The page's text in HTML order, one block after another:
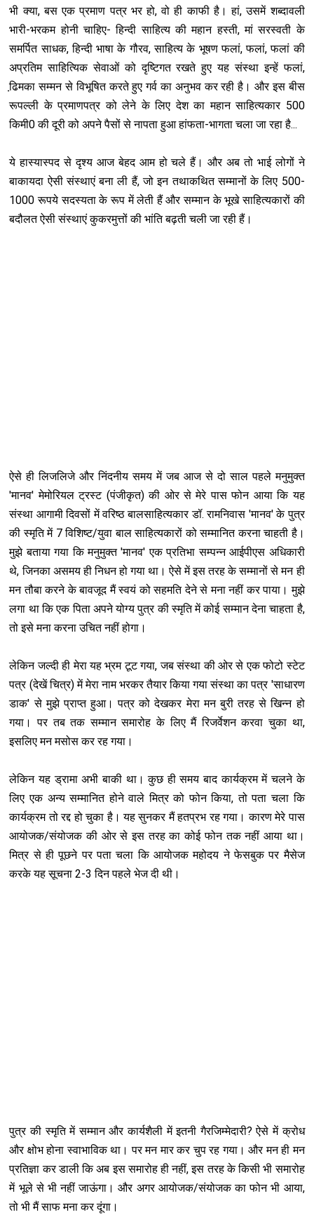
भी क्या, बस एक प्रमाण पत्र भर हो, वो ही काफी है। हां, उसमें शब्दावली
भारी-भरकम होनी चाहिए- हिन्दी साहित्य की महान हस्ती, मां सरस्वती के
समर्पित साधक, हिन्दी भाषा के गौरव, साहित्य के भूषण फलां, फलां, फलां की
अप्रतिम साहित्यिक सेवाओं को दृष्टिगत रखते हुए यह संस्था इन्हें फलां,
ढि़मका सम्मन से विभूष‍ित करते हुए गर्व का अनुभव कर रही है। और इस बीस
रूपल्ली के प्रमाणपत्र को लेने के लिए देश का महान साहित्यकार 500
किमी0 की दूरी को अपने पैसों से नापता हुआ हांफता-भागता चला जा रहा है...
ये हास्यास्पद से दृश्य आज बेहद आम हो चले हैं। और अब तो भाई लोगों ने
बाकायदा ऐसी संस्थाएं बना ली हैं, जो इन तथाकथ‍ित सम्मानों के लिए 500-
1000 रूपये सदस्यता के रूप में लेती हैं और सम्मान के भूखे साहित्यकारों की
बदौलत ऐसी संस्थाएं कुकरमुत्तों की भांति बढ़ती चली जा रही हैं।
ऐसे ही लिजलिजे और निंदनीय समय में जब आज से दो साल पहले मनुमुक्त
'मानव' मेमोरियल ट्रस्ट (पंजीकृत) की ओर से मेरे पास फोन आया कि यह
संस्था आगामी दिवसों में वरिष्ठ बालसाहित्यकार डॉ. रामनिवास 'मानव' के पुत्र
की स्मृति में 7 विश‍िष्ट/युवा बाल साहित्यकारों को सम्मानित करना चाहती है।
मुझे बताया गया कि मनुमुक्त 'मानव' एक प्रतिभा सम्पन्न आईपीएस अध‍िकारी
थे, जिनका असमय ही निधन हो गया था। ऐसे में इस तरह के सम्मानों से मन ही
मन तौबा करने के बावजूद मैं स्वयं को सहमति देने से मना नहीं कर पाया। मुझे
लगा था कि एक पिता अपने योग्य पुत्र की स्मृति में कोई सम्मान देना चाहता है,
तो इसे मना करना उचित नहीं होगा।
लेकिन जल्दी ही मेरा यह भ्रम टूट गया, जब संस्था की ओर से एक फोटो स्टेट
पत्र (देखें चित्र) में मेरा नाम भरकर तैयार किया गया संस्था का पत्र 'साधारण
डाक' से मुझे प्राप्त हुआ। पत्र को देखकर मेरा मन बुरी तरह से ख‍िन्न हो
गया। पर तब तक सम्मान समारोह के लिए मैं रिजर्वेशन करवा चुका था,
इसलिए मन मसोस कर रह गया।
लेकिन यह ड्रामा अभी बाकी था। कुछ ही समय बाद कार्यक्रम में चलने के
लिए एक अन्य सम्मानित होने वाले मित्र को फोन किया, तो पता चला कि
कार्यक्रम तो रद्द हो चुका है। यह सुनकर मैं हतप्रभ रह गया। कारण मेरे पास
आयोजक/संयोजक की ओर से इस तरह का कोई फोन तक नहीं आया था।
मित्र से ही पूछने पर पता चला कि आयोजक महोदय ने फेसबुक पर मैसेज
करके यह सूचना 2-3 दिन पहले भेज दी थी।
पुत्र की स्मृति में सम्मान और कार्यशैली में इतनी गैरजिम्मेदारी? ऐसे में क्रोध
और क्षोभ होना स्वाभाविक था। पर मन मार कर चुप रह गया। और मन ही मन
प्रतिज्ञा कर डाली कि अब इस समारोह ही नहीं, इस तरह के किसी भी समारोह
में भूले से भी नहीं जाऊंगा। और अगर आयोजक/संयोजक का फोन भी आया,
तो भी मैं साफ मना कर दूंगा।